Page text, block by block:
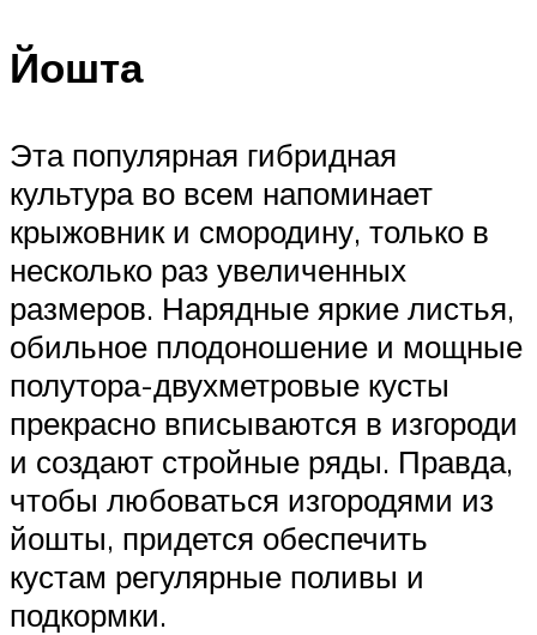
Йошта
Эта популярная гибридная
культура во всем напоминает
крыжовник и смородину, только в
несколько раз увеличенных
размеров. Нарядные яркие листья,
обильное плодоношение и мощные
полутора-двухметровые кусты
прекрасно вписываются в изгороди
и создают стройные ряды. Правда,
чтобы любоваться изгородями из
йошты, придется обеспечить
кустам регулярные поливы и
подкормки.